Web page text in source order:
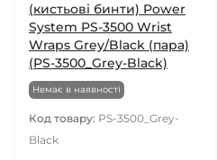
(кистьові бинти) Power
System PS-3500 Wrist
Wraps Grey/Black (пара)
(PS-3500_Grey-Black)
Немає в наявності
Код товару: PS-3500_Grey-
Black